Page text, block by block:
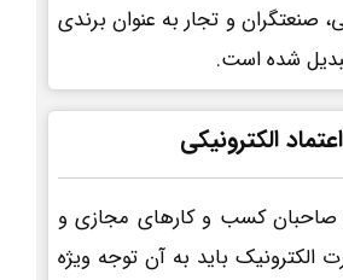
صنعتگران و تجار به عنوان برندی
شده است.
الکترونیکی
صاحبان کسب و کارهای مجازی و
الکترونیک باید به آن توجه ویژه